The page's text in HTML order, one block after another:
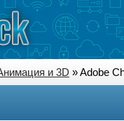
и 3D » Adobe